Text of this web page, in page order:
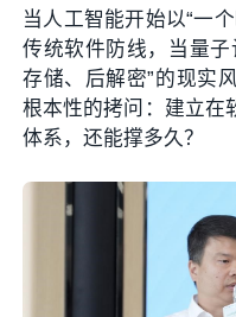
当人工智能开始以“一
传统软件防线，当量
存储、后解密”的现实
根本性的拷问：建立在
体系，还能撑多久？